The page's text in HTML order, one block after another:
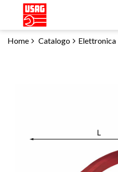
Home Catalogo Elettronica